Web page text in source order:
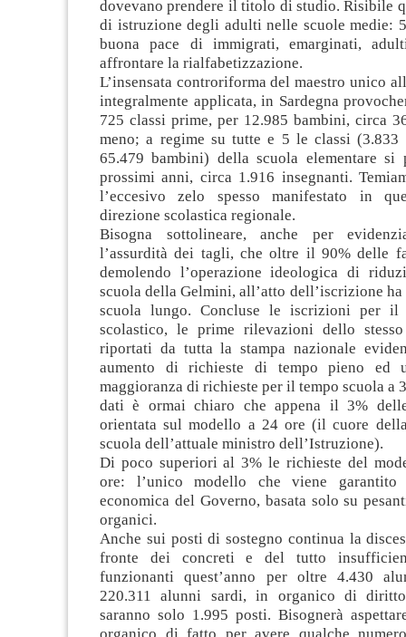
dovevano prendere il titolo di studio. Risibile
di istruzione degli adulti nelle scuole medie:
buona pace di immigrati, emarginati,
affrontare la rialfabetizzazione.
L’insensata controriforma del maestro unico
integralmente applicata, in Sardegna
725 classi prime, per 12.985 bambini, circa
meno; a regime su tutte e 5 le classi (3.833
65.479 bambini) della scuola elementare si
prossimi anni, circa 1.916 insegnanti.
l’eccesivo zelo spesso manifestato in
direzione scolastica regionale.
Bisogna sottolineare, anche per
l’assurdità dei tagli, che oltre il 90% delle
demolendo l’operazione ideologica di
scuola della Gelmini, all’atto dell’iscrizione ha
scuola lungo. Concluse le iscrizioni per il
scolastico, le prime rilevazioni dello
riportati da tutta la stampa nazionale
aumento di richieste di tempo pieno ed
maggioranza di richieste per il tempo scuola a
dati è ormai chiaro che appena il 3%
orientata sul modello a 24 ore (il cuore
scuola dell’attuale ministro dell’Istruzione).
Di poco superiori al 3% le richieste del
ore: l’unico modello che viene garantito
economica del Governo, basata solo su
organici.
Anche sui posti di sostegno continua la
fronte dei concreti e del tutto
funzionanti quest’anno per oltre 4.430
220.311 alunni sardi, in organico di
saranno solo 1.995 posti. Bisognerà